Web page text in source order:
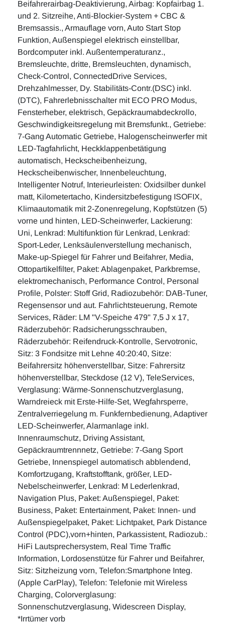
Beifahrerairbag-Deaktivierung, Airbag: Kopfairbag 1.
und 2. Sitzreihe, Anti-Blockier-System + CBC &
Bremsassis., Armauflage vorn, Auto Start Stop
Funktion, Außenspiegel elektrisch einstellbar,
Bordcomputer inkl. Außentemperaturanz.,
Bremsleuchte, dritte, Bremsleuchten, dynamisch,
Check-Control, ConnectedDrive Services,
Drehzahlmesser, Dy. Stabilitäts-Contr.(DSC) inkl.
(DTC), Fahrerlebnisschalter mit ECO PRO Modus,
Fensterheber, elektrisch, Gepäckraumabdeckrollo,
Geschwindigkeitsregelung mit Bremsfunkt., Getriebe:
7-Gang Automatic Getriebe, Halogenscheinwerfer mit
LED-Tagfahrlicht, Heckklappenbetätigung
automatisch, Heckscheibenheizung,
Heckscheibenwischer, Innenbeleuchtung,
Intelligenter Notruf, Interieurleisten: Oxidsilber dunkel
matt, Kilometertacho, Kindersitzbefestigung ISOFIX,
Klimaautomatik mit 2-Zonenregelung, Kopfstützen (5)
vorne und hinten, LED-Scheinwerfer, Lackierung:
Uni, Lenkrad: Multifunktion für Lenkrad, Lenkrad:
Sport-Leder, Lenksäulenverstellung mechanisch,
Make-up-Spiegel für Fahrer und Beifahrer, Media,
Ottopartikelfilter, Paket: Ablagenpaket, Parkbremse,
elektromechanisch, Performance Control, Personal
Profile, Polster: Stoff Grid, Radiozubehör: DAB-Tuner,
Regensensor und aut. Fahrlichtsteuerung, Remote
Services, Räder: LM "V-Speiche 479" 7,5 J x 17,
Räderzubehör: Radsicherungsschrauben,
Räderzubehör: Reifendruck-Kontrolle, Servotronic,
Sitz: 3 Fondsitze mit Lehne 40:20:40, Sitze:
Beifahrersitz höhenverstellbar, Sitze: Fahrersitz
höhenverstellbar, Steckdose (12 V), TeleServices,
Verglasung: Wärme-Sonnenschutzverglasung,
Warndreieck mit Erste-Hilfe-Set, Wegfahrsperre,
Zentralverriegelung m. Funkfernbedienung, Adaptiver
LED-Scheinwerfer, Alarmanlage inkl.
Innenraumschutz, Driving Assistant,
Gepäckraumtrennnetz, Getriebe: 7-Gang Sport
Getriebe, Innenspiegel automatisch abblendend,
Komfortzugang, Kraftstofftank, größer, LED-
Nebelscheinwerfer, Lenkrad: M Lederlenkrad,
Navigation Plus, Paket: Außenspiegel, Paket:
Business, Paket: Entertainment, Paket: Innen- und
Außenspiegelpaket, Paket: Lichtpaket, Park Distance
Control (PDC),vorn+hinten, Parkassistent, Radiozub.:
HiFi Lautsprechersystem, Real Time Traffic
Information, Lordosenstütze für Fahrer und Beifahrer,
Sitz: Sitzheizung vorn, Telefon:Smartphone Integ.
(Apple CarPlay), Telefon: Telefonie mit Wireless
Charging, Colorverglasung:
Sonnenschutzverglasung, Widescreen Display,
*Irrtümer vorb